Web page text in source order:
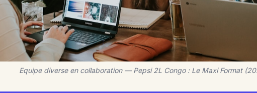
Equipe diverse en collaboration — Pepsi 2L Congo : Le Maxi Format